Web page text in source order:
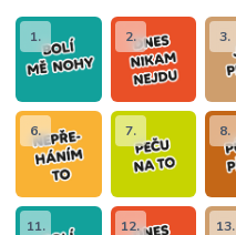
1. 2. 3.
6. 7. 8.
11. 12. 13.